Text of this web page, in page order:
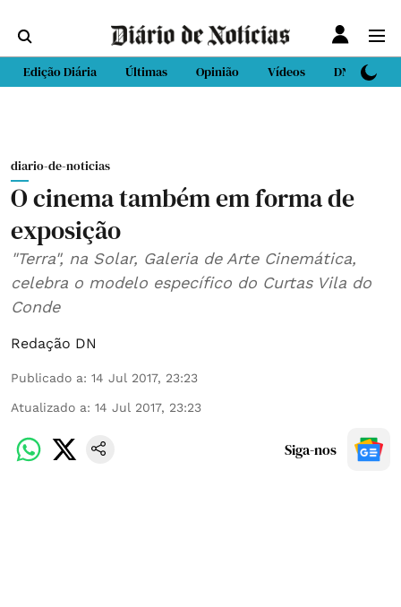
Edição Diária Últimas Opinião Vídeos DN Sport
diario-de-noticias
O cinema também em forma de
exposição
"Terra", na Solar, Galeria de Arte Cinemática,
celebra o modelo específico do Curtas Vila do
Conde
Redação DN
Publicado a: 14 Jul 2017, 23:23
Atualizado a: 14 Jul 2017, 23:23
Siga-nos